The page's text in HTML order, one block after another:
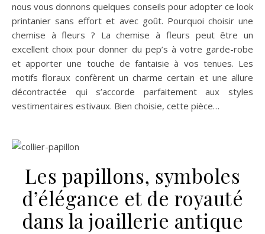
nous vous donnons quelques conseils pour adopter ce look
printanier sans effort et avec goût. Pourquoi choisir une
chemise à fleurs ? La chemise à fleurs peut être un
excellent choix pour donner du pep’s à votre garde-robe
et apporter une touche de fantaisie à vos tenues. Les
motifs floraux confèrent un charme certain et une allure
décontractée qui s’accorde parfaitement aux styles
vestimentaires estivaux. Bien choisie, cette pièce…
Les papillons, symboles
d’élégance et de royauté
dans la joaillerie antique